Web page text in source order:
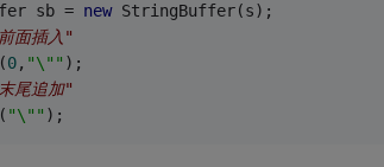
sb =
new StringBuffer(s);
面插入"
0, "\"" );
尾追加"
"\"" );